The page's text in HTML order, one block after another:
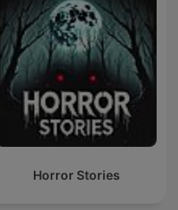
Horror Stories